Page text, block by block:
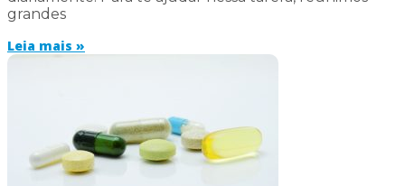
grandes
Leia mais »